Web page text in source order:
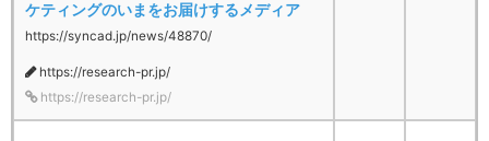
ケティングのいまをお届けするメディア
https://syncad.jp/news/48870/
https://research-pr.jp/
https://research-pr.jp/